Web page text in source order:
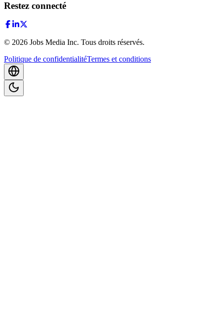
Restez connecté
© 2026 Jobs Media Inc. Tous droits réservés.
Politique de confidentialitéTermes et conditions